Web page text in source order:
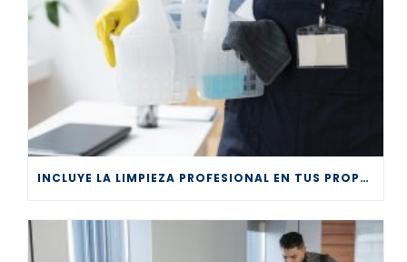
INCLUYE LA LIMPIEZA PROFESIONAL EN TUS PROPÓSITOS DE AÑO NUEVO 2026